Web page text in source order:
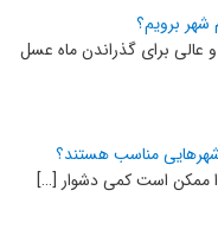
شهر برویم؟
برای گذراندن ماه عسل
شهرهایی مناسب هستند؟
ممکن است کمی دشوار […]